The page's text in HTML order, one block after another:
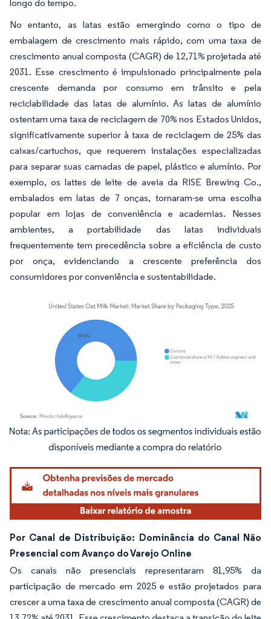
longo do tempo.
No entanto, as latas estão emergindo como o tipo de
embalagem de crescimento mais rápido, com uma taxa de
crescimento anual composta (CAGR) de 12,71% projetada até
2031. Esse crescimento é impulsionado principalmente pela
crescente demanda por consumo em trânsito e pela
reciclabilidade das latas de alumínio. As latas de alumínio
ostentam uma taxa de reciclagem de 70% nos Estados Unidos,
significativamente superior à taxa de reciclagem de 25% das
caixas/cartuchos, que requerem instalações especializadas
para separar suas camadas de papel, plástico e alumínio. Por
exemplo, os lattes de leite de aveia da RISE Brewing Co.,
embalados em latas de 7 onças, tornaram-se uma escolha
popular em lojas de conveniência e academias. Nesses
ambientes, a portabilidade das latas individuais
frequentemente tem precedência sobre a eficiência de custo
por onça, evidenciando a crescente preferência dos
consumidores por conveniência e sustentabilidade.
Imagem © Mordor Intelligence. O reuso requer atribuição conforme CC BY 4.0.
Por Canal de Distribuição: Dominância do Canal Não
Presencial com Avanço do Varejo Online
Os canais não presenciais representaram 81,95% da
participação de mercado em 2025 e estão projetados para
crescer a uma taxa de crescimento anual composta (CAGR) de